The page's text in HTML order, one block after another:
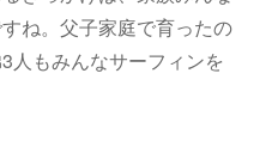
ね。父子家庭で育ったの
人もみんなサーフィンを